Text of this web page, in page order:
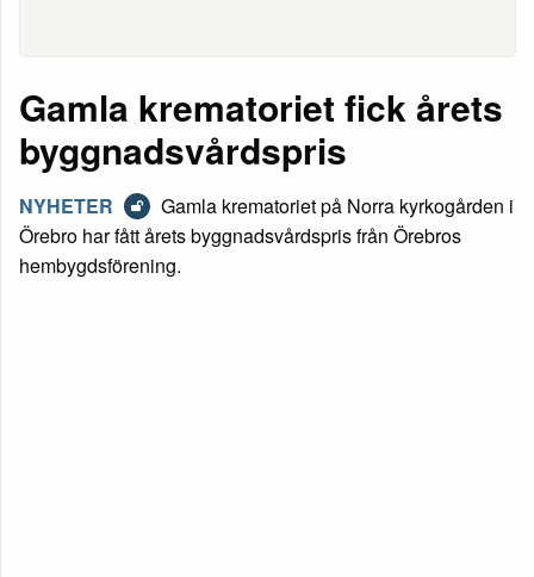
Gamla krematoriet fick årets
byggnadsvårdspris
NYHETER
Gamla krematoriet på Norra kyrkogården i
Örebro har fått årets byggnadsvårdspris från Örebros
hembygdsförening.